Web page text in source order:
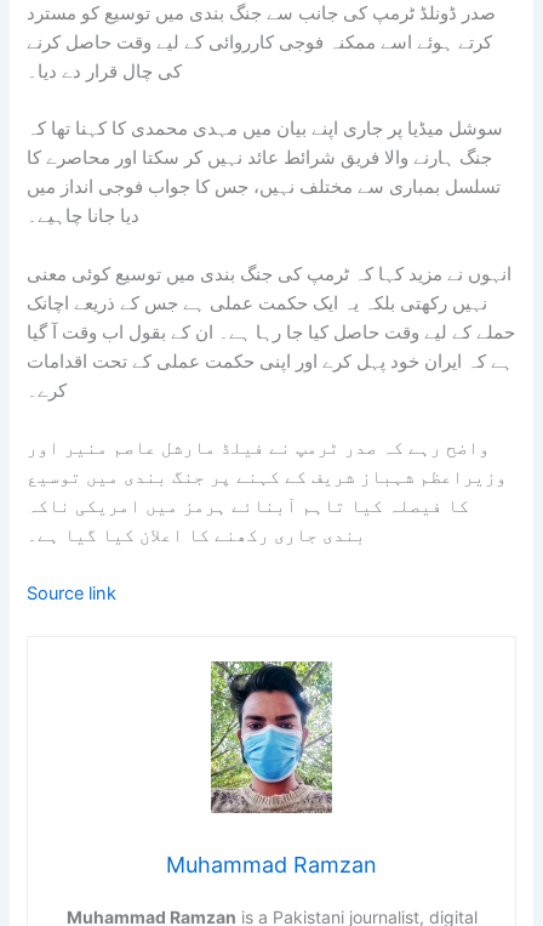
صدر ڈونلڈ ٹرمپ کی جانب سے جنگ بندی میں توسیع کو مسترد
کرتے ہوئے اسے ممکنہ فوجی کارروائی کے لیے وقت حاصل کرنے
کی چال قرار دے دیا۔
سوشل میڈیا پر جاری اپنے بیان میں مہدی محمدی کا کہنا تھا کہ
جنگ ہارنے والا فریق شرائط عائد نہیں کر سکتا اور محاصرے کا
تسلسل بمباری سے مختلف نہیں، جس کا جواب فوجی انداز میں
دیا جانا چاہیے۔
انہوں نے مزید کہا کہ ٹرمپ کی جنگ بندی میں توسیع کوئی معنی
نہیں رکھتی بلکہ یہ ایک حکمت عملی ہے جس کے ذریعے اچانک
حملے کے لیے وقت حاصل کیا جا رہا ہے۔ ان کے بقول اب وقت آ گیا
ہے کہ ایران خود پہل کرے اور اپنی حکمت عملی کے تحت اقدامات
کرے۔
واضح رہے کہ صدر ٹرمپ نے فیلڈ مارشل عاصم منیر اور
وزیراعظم شہباز شریف کے کہنے پر جنگ بندی میں توسیع
کا فیصلہ کیا تاہم آبنائے ہرمز میں امریکی ناکہ
بندی جاری رکھنے کا اعلان کیا گیا ہے۔
Source link
Muhammad Ramzan
Muhammad Ramzan is a Pakistani journalist, digital